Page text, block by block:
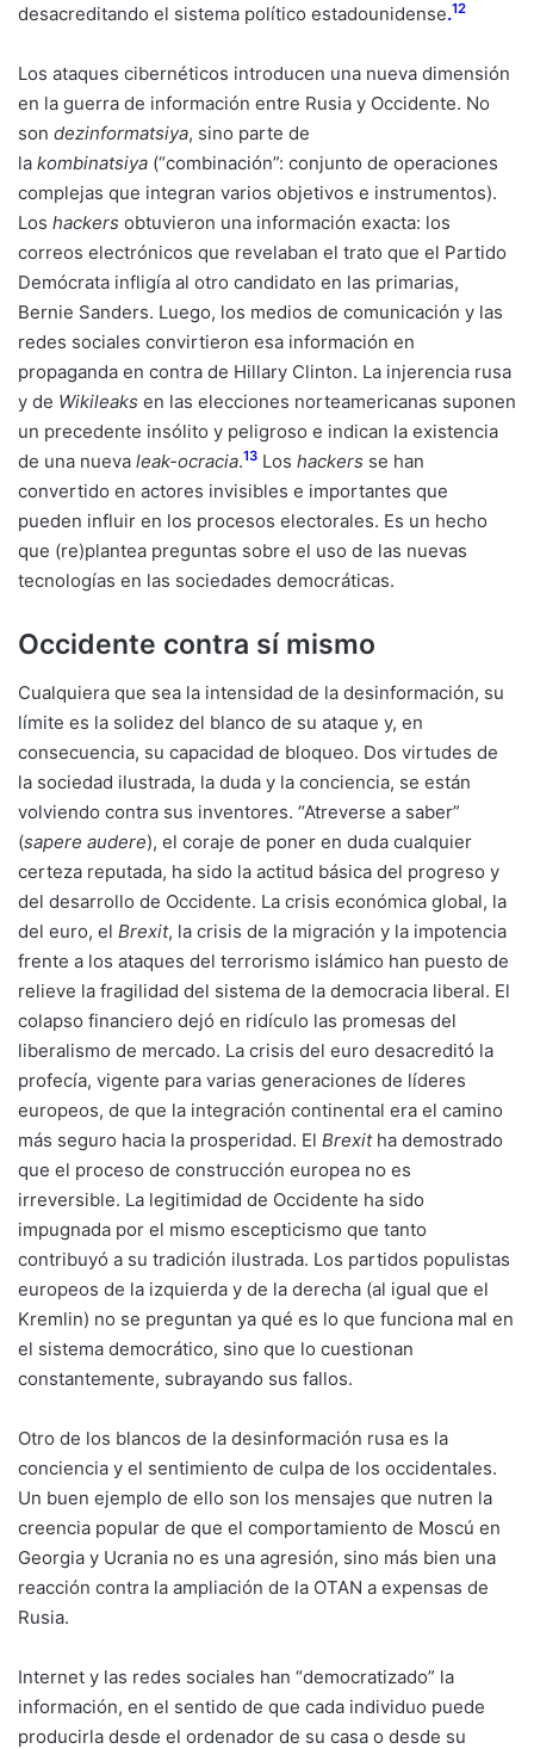
desacreditando el sistema político estadounidense.12
Los ataques cibernéticos introducen una nueva dimensión
en la guerra de información entre Rusia y Occidente. No
son dezinformatsiya, sino parte de
la kombinatsiya (“combinación”: conjunto de operaciones
complejas que integran varios objetivos e instrumentos).
Los hackers obtuvieron una información exacta: los
correos electrónicos que revelaban el trato que el Partido
Demócrata infligía al otro candidato en las primarias,
Bernie Sanders. Luego, los medios de comunicación y las
redes sociales convirtieron esa información en
propaganda en contra de Hillary Clinton. La injerencia rusa
y de Wikileaks en las elecciones norteamericanas suponen
un precedente insólito y peligroso e indican la existencia
de una nueva leak-ocracia.13 Los hackers se han
convertido en actores invisibles e importantes que
pueden influir en los procesos electorales. Es un hecho
que (re)plantea preguntas sobre el uso de las nuevas
tecnologías en las sociedades democráticas.
Occidente contra sí mismo
Cualquiera que sea la intensidad de la desinformación, su
límite es la solidez del blanco de su ataque y, en
consecuencia, su capacidad de bloqueo. Dos virtudes de
la sociedad ilustrada, la duda y la conciencia, se están
volviendo contra sus inventores. “Atreverse a saber”
(sapere audere), el coraje de poner en duda cualquier
certeza reputada, ha sido la actitud básica del progreso y
del desarrollo de Occidente. La crisis económica global, la
del euro, el Brexit, la crisis de la migración y la impotencia
frente a los ataques del terrorismo islámico han puesto de
relieve la fragilidad del sistema de la democracia liberal. El
colapso financiero dejó en ridículo las promesas del
liberalismo de mercado. La crisis del euro desacreditó la
profecía, vigente para varias generaciones de líderes
europeos, de que la integración continental era el camino
más seguro hacia la prosperidad. El Brexitha demostrado
que el proceso de construcción europea no es
irreversible. La legitimidad de Occidente ha sido
impugnada por el mismo escepticismo que tanto
contribuyó a su tradición ilustrada. Los partidos populistas
europeos de la izquierda y de la derecha (al igual que el
Kremlin) no se preguntan ya qué es lo que funciona mal en
el sistema democrático, sino que lo cuestionan
constantemente, subrayando sus fallos.
Otro de los blancos de la desinformación rusa es la
conciencia y el sentimiento de culpa de los occidentales.
Un buen ejemplo de ello son los mensajes que nutren la
creencia popular de que el comportamiento de Moscú en
Georgia y Ucrania no es una agresión, sino más bien una
reacción contra la ampliación de la OTAN a expensas de
Rusia.
Internet y las redes sociales han “democratizado” la
información, en el sentido de que cada individuo puede
producirla desde el ordenador de su casa o desde su